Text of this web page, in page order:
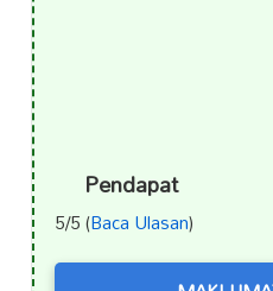
Pendapat
5/5 (Baca Ulasan)